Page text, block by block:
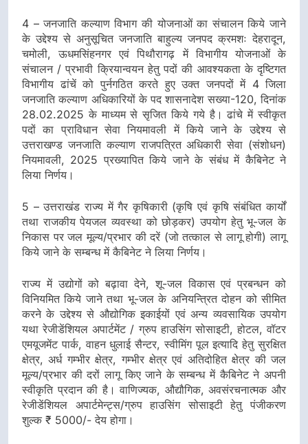
4 – जनजाति कल्याण विभाग की योजनाओं का संचालन किये जाने
के उद्देश्य से अनुसूचित जनजाति बाहुल्य जनपद क्रमशः देहरादून,
चमोली, ऊधमसिंहनगर एवं पिथौरागढ़ में विभागीय योजनाओं के
संचालन / प्रभावी क्रियान्वयन हेतु पदों की आवश्यकता के दृष्टिगत
विभागीय ढांचें को पुर्नगठित करते हुए उक्त जनपदों में 4 जिला
जनजाति कल्याण अधिकारियों के पद शासनादेश सख्या-120, दिनांक
28.02.2025 के माध्यम से सृजित किये गये है। ढांचे में स्वीकृत
पदों का प्राविधान सेवा नियमावली में किये जाने के उद्देश्य से
उत्तराखण्ड जनजाति कल्याण राजपत्रित अधिकारी सेवा (संशोधन)
नियमावली, 2025 प्रख्यापित किये जाने के संबंध में कैबिनेट ने
लिया निर्णय।
5 – उत्तराखंड राज्य में गैर कृषिकारी (कृषि एवं कृषि संबंधित कार्यों
तथा राजकीय पेयजल व्यवस्था को छोड़कर) उपयोग हेतु भू-जल के
निकास पर जल मूल्य/प्रभार की दरें (जो तत्काल से लागू होगी) लागू
किये जाने के सम्बन्ध में कैबिनेट ने लिया निर्णय।
राज्य में उद्योगों को बढ़ावा देने, शू-जल विकास एवं प्रबन्धन को
विनियमित किये जाने तथा भू-जल के अनियन्त्रित दोहन को सीमित
करने के उद्देश्य से औद्योगिक इकाईयों एवं अन्य व्यवसायिक उपयोग
यथा रेजीडेंशियल अपार्टमेंट / ग्रुप हाउसिंग सोसाइटी, होटल, वॉटर
एमयूजमेंट पार्क, वाहन धुलाई सैन्टर, स्वीमिंग पूल इत्यादि हेतु सुरक्षित
क्षेत्र, अर्ध गम्भीर क्षेत्र, गम्भीर क्षेत्र एवं अतिदोहित क्षेत्र की जल
मूल्य/प्रभार की दरों लागू किए जाने के सम्बन्ध में कैबिनेट ने अपनी
स्वीकृति प्रदान की है। वाणिज्यक, औद्यौगिक, अवसंरचनात्मक और
रेजीडेंशियल अपार्टमेन्ट्स/ग्रुप हाउसिंग सोसाइटी हेतु पंजीकरण
शुल्क ₹ 5000/- देय होगा।